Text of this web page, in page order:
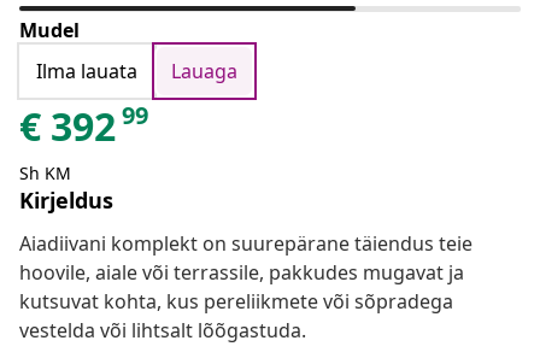
Mudel
Ilma lauata
Lauaga
€ 39299
Sh KM
Kirjeldus
Aiadiivani komplekt on suurepärane täiendus teie
hoovile, aiale või terrassile, pakkudes mugavat ja
kutsuvat kohta, kus pereliikmete või sõpradega
vestelda või lihtsalt lõõgastuda.